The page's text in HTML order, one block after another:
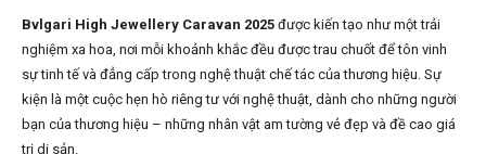
Bvlgari High Jewellery Caravan 2025 được kiến tạo như một trải
nghiệm xa hoa, nơi mỗi khoảnh khắc đều được trau chuốt để tôn vinh
sự tinh tế và đẳng cấp trong nghệ thuật chế tác của thương hiệu. Sự
kiện là một cuộc hẹn hò riêng tư với nghệ thuật, dành cho những người
bạn của thương hiệu – những nhân vật am tường vẻ đẹp và đề cao giá
trị di sản.